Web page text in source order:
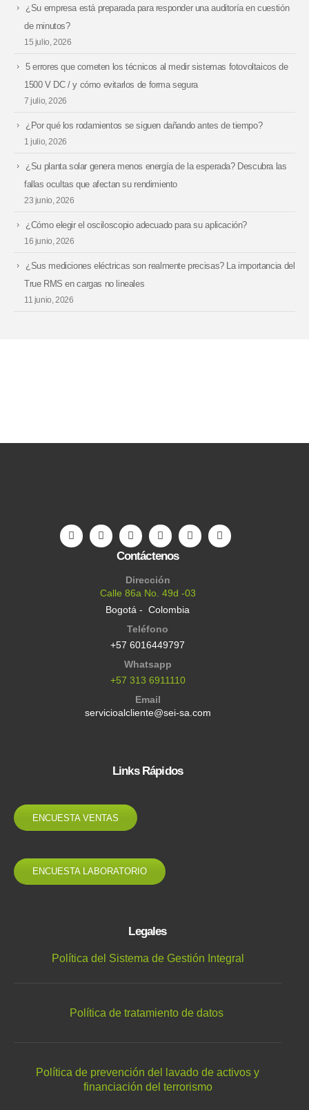
¿Su empresa está preparada para responder una auditoría en cuestión
de minutos?
15 julio, 2026
5 errores que cometen los técnicos al medir sistemas fotovoltaicos de
1500 V DC / y cómo evitarlos de forma segura
7 julio, 2026
¿Por qué los rodamientos se siguen dañando antes de tiempo?
1 julio, 2026
¿Su planta solar genera menos energía de la esperada? Descubra las
fallas ocultas que afectan su rendimiento
23 junio, 2026
¿Cómo elegir el osciloscopio adecuado para su aplicación?
16 junio, 2026
¿Sus mediciones eléctricas son realmente precisas? La importancia del
True RMS en cargas no lineales
11 junio, 2026
Contáctenos
Dirección
Calle 86a No. 49d -03
Bogotá - Colombia
Teléfono
+57 6016449797
Whatsapp
+57 313 6911110
Email
servicioalcliente@sei-sa.com
Links Rápidos
ENCUESTA VENTAS
ENCUESTA LABORATORIO
Legales
Política del Sistema de Gestión Integral
Política de tratamiento de datos
Política de prevención del lavado de activos y
financiación del terrorismo